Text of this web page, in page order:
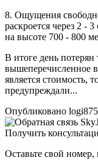
8. Ощущения
раскроется через 2 -
на высоте 700 - 800
В итоге день потерян
вышеперечисленное
является стоимость,
предупреждали...
Опубликовано
Получить
Оставьте свой